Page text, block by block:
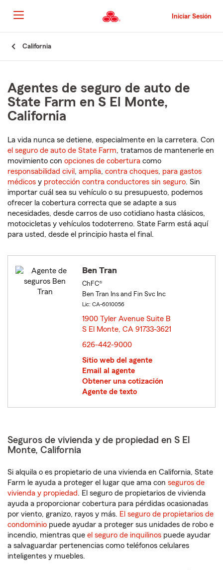
al
contenido
principal
Iniciar Sesión
California
Agentes de seguro de auto de
State Farm en S El Monte,
California
La vida nunca se detiene, especialmente en la carretera. Con
el seguro de auto de State Farm, tratamos de mantenerle en
movimiento con opciones de cobertura como
responsabilidad civil , amplia, contra choques, para gastos
médicos y protección contra conductores sin seguro. Sin
importar cuál sea su vehículo o su presupuesto, podemos
ofrecer la cobertura correcta que se adapte a sus
necesidades, desde carros de uso cotidiano hasta clásicos,
motocicletas y vehículos todoterreno. State Farm está aquí
para usted, desde el principio hasta el final.
Ben Tran
ChFC®
Ben Tran Ins and Fin Svc Inc
Lic: CA-6010056
1900 Tyler Avenue Suite B
S El Monte, CA 91733-3621
626-442-9000
Sitio web del agente
Email al agente
Obtener una cotización
Agente de texto
Seguros de vivienda y de propiedad en S El
Monte, California
Si alquila o es propietario de una vivienda en California, State
Farm le ayuda a proteger el lugar que ama con seguros de
vivienda y propiedad. El seguro de propietarios de vivienda
ayuda a proporcionar cobertura para pérdidas ocasionadas
por viento, granizo, rayos y más. El seguro de propietarios de
condominio puede ayudar a proteger sus unidades de robo e
incendio, mientras que el seguro de inquilinos puede ayudar
a salvaguardar pertenencias como teléfonos celulares
inteligentes y muebles.